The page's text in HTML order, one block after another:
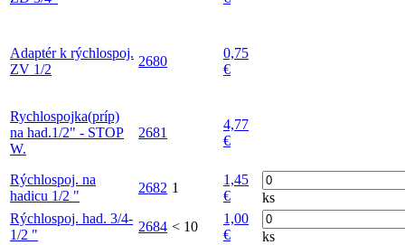
Adaptér k rýchlospoj.
ZV 1/2
2680
0,75
€
Rychlospojka(príp)
na had.1/2" - STOP
W.
2681
4,77
€
Rýchlospoj. na
hadicu 1/2 "
2682 1
1,45
€
ks
Rýchlospoj. had. 3/4-
1/2 "
2684 < 10
1,00
€
ks